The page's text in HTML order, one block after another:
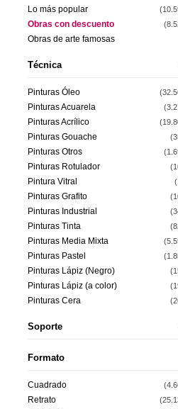
Lo más popular
Obras con descuento
Obras de arte famosas
Técnica
Pinturas Óleo
Pinturas Acuarela
Pinturas Acrílico
Pinturas Gouache
Pinturas Otros
Pinturas Rotulador
Pintura Vitral
Pinturas Grafito
Pinturas Industrial
Pinturas Tinta
Pinturas Media Mixta
Pinturas Pastel
Pinturas Lápiz (Negro)
Pinturas Lápiz (a color)
Pinturas Cera
Soporte
Formato
Cuadrado
Retrato